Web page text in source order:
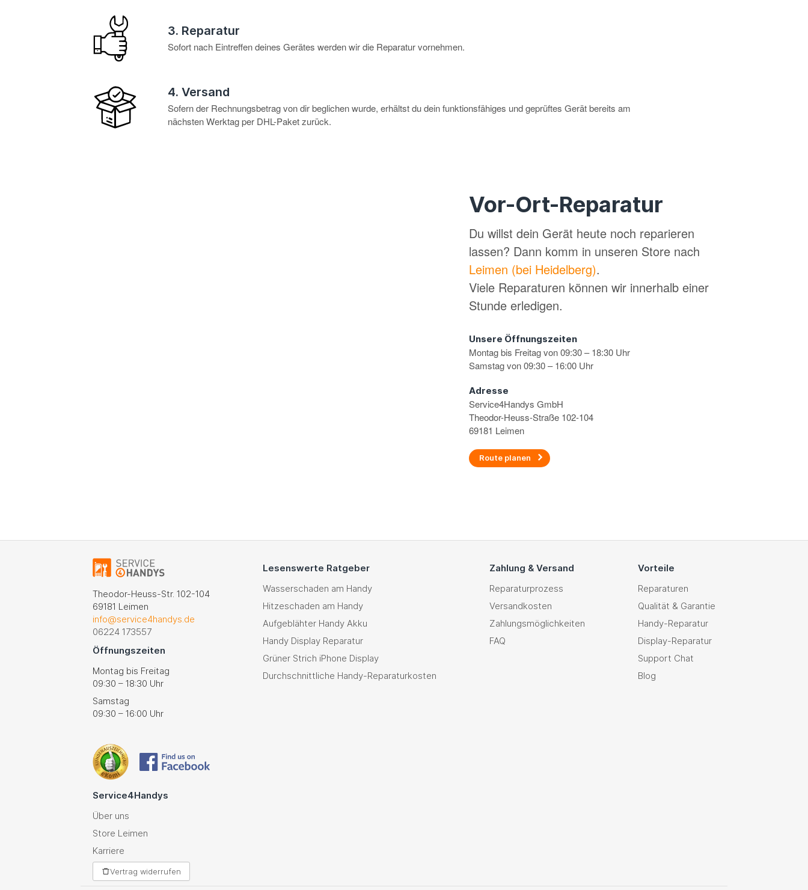
3. Reparatur
Sofort nach Eintreffen deines Gerätes werden wir die Reparatur vornehmen.
4. Versand
Sofern der Rechnungsbetrag von dir beglichen wurde, erhältst du dein funktionsfähiges und geprüftes Gerät bereits am
nächsten Werktag per DHL-Paket zurück.
Vor-Ort-Reparatur
Du willst dein Gerät heute noch reparieren
lassen? Dann komm in unseren Store nach
Leimen (bei Heidelberg).
Viele Reparaturen können wir innerhalb einer
Stunde erledigen.
Unsere Öffnungszeiten
Montag bis Freitag von 09:30 – 18:30 Uhr
Samstag von 09:30 – 16:00 Uhr
Adresse
Service4Handys GmbH
Theodor-Heuss-Straße 102-104
69181 Leimen
Route planen
Theodor-Heuss-Str. 102-104
69181 Leimen
info@service4handys.de
06224 173557
Öffnungszeiten
Montag bis Freitag
09:30 – 18:30 Uhr
Samstag
09:30 – 16:00 Uhr
Lesenswerte Ratgeber
Wasserschaden am Handy
Hitzeschaden am Handy
Aufgeblähter Handy Akku
Handy Display Reparatur
Grüner Strich iPhone Display
Durchschnittliche Handy-Reparaturkosten
Zahlung & Versand
Reparaturprozess
Versandkosten
Zahlungsmöglichkeiten
FAQ
Vorteile
Reparaturen
Qualität & Garantie
Handy-Reparatur
Display-Reparatur
Support Chat
Blog
Service4Handys
Über uns
Store Leimen
Karriere
Vertrag widerrufen